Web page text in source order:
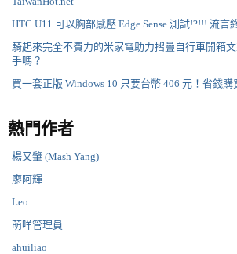
HTC U11 可以胸部感壓 Edge Sense 測試!?!!! 流言
騎起來完全不費力的米家電助力摺疊自行車開箱
手嗎？
買一套正版 Windows 10 只要台幣 406 元！省錢購
熱門作者
楊又肇 (Mash Yang)
廖阿輝
Leo
萌咩管理員
ahuiliao